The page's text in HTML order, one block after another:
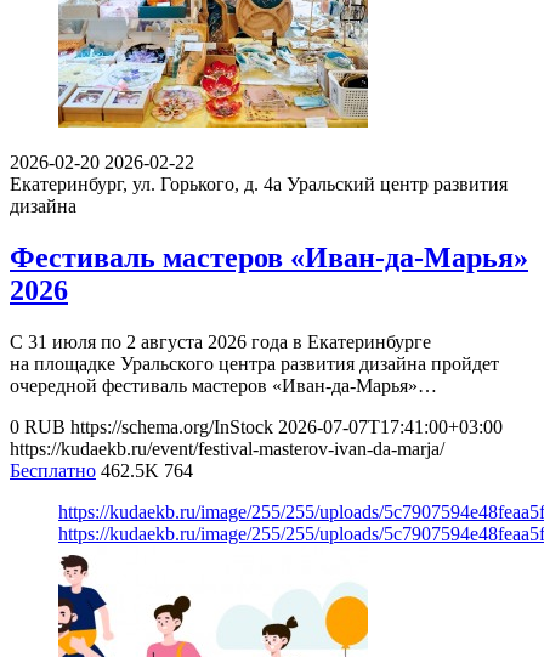
2026-02-20 2026-02-22
Екатеринбург, ул. Горького, д. 4а Уральский центр развития
дизайна
Фестиваль мастеров «Иван-да-Марья»
2026
С 31 июля по 2 августа 2026 года в Екатеринбурге
на площадке Уральского центра развития дизайна пройдет
очередной фестиваль мастеров «Иван-да-Марья»…
0 RUB https://schema.org/InStock 2026-07-07T17:41:00+03:00
https://kudaekb.ru/event/festival-masterov-ivan-da-marja/
Бесплатно 462.5K 764
https://kudaekb.ru/image/255/255/uploads/
https://kudaekb.ru/image/255/255/uploads/